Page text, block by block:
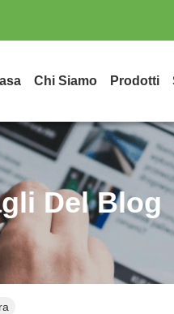
Chi Siamo Prodotti
Del Blog